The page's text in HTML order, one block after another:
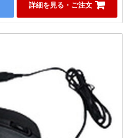
詳細を見る・ご注文